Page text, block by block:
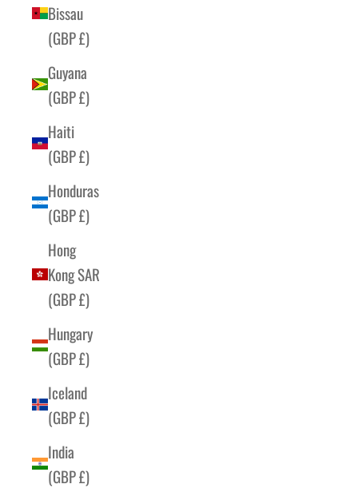
Bissau
(GBP £)
Guyana
(GBP £)
Haiti
(GBP £)
Honduras
(GBP £)
Hong
Kong SAR
(GBP £)
Hungary
(GBP £)
Iceland
(GBP £)
India
(GBP £)